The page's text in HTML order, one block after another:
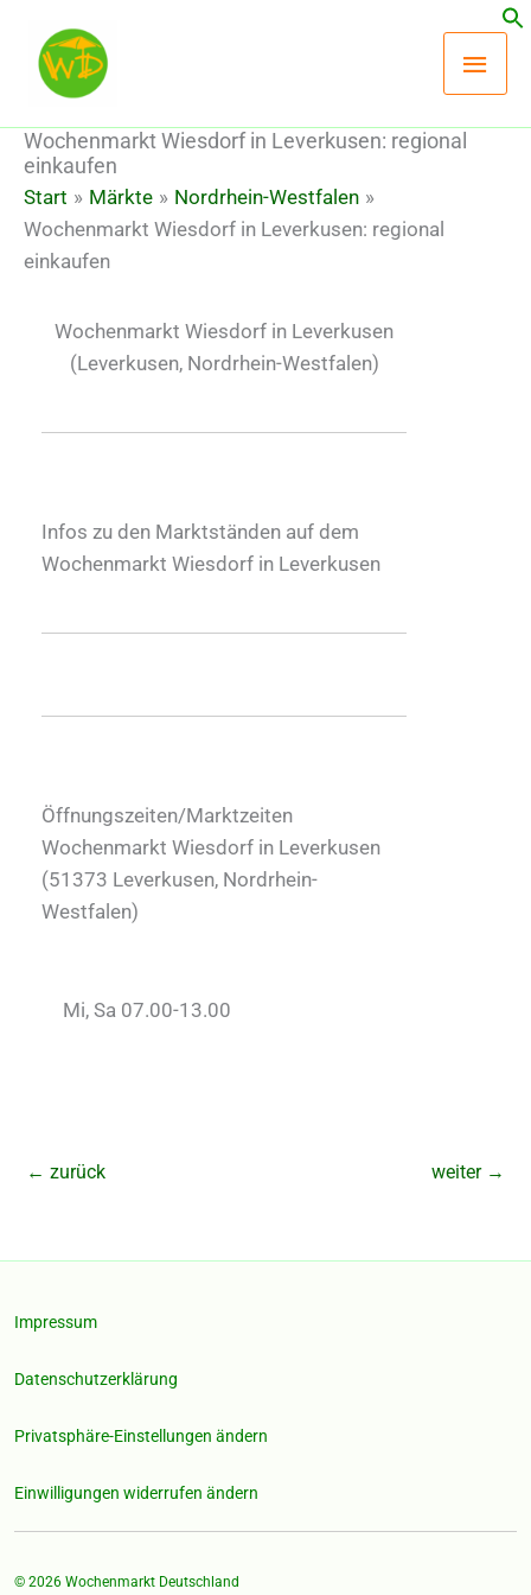
Inhalt
springen
Wochenmarkt Wiesdorf in Leverkusen: regional
einkaufen
Start Märkte
Nordrhein-Westfalen
Wochenmarkt Wiesdorf in Leverkusen: regional
einkaufen
Wochenmarkt Wiesdorf in Leverkusen
(Leverkusen, Nordrhein-Westfalen)
Infos zu den Marktständen auf dem
Wochenmarkt Wiesdorf in Leverkusen
Öffnungszeiten/Marktzeiten
Wochenmarkt Wiesdorf in Leverkusen
(51373 Leverkusen, Nordrhein-
Westfalen)
Mi, Sa 07.00-13.00
← zurück weiter →
Impressum
Datenschutzerklärung
Privatsphäre-Einstellungen ändern
Einwilligungen widerrufen ändern
© 2026 Wochenmarkt Deutschland